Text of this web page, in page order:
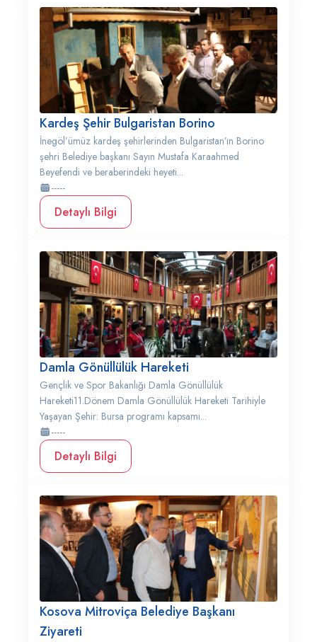
Kardeş Şehir Bulgaristan Borino
İnegöl’ümüz kardeş şehirlerinden Bulgaristan’ın Borino
şehri Belediye başkanı Sayın Mustafa Karaahmed
Beyefendi ve beraberindeki heyeti...
-----
Detaylı Bilgi
Damla Gönüllülük Hareketi
Gençlik ve Spor Bakanlığı Damla Gönüllülük
Hareketi11.Dönem Damla Gönüllülük Hareketi Tarihiyle
Yaşayan Şehir: Bursa programı kapsamı...
-----
Detaylı Bilgi
Kosova Mitroviça Belediye Başkanı
Ziyareti